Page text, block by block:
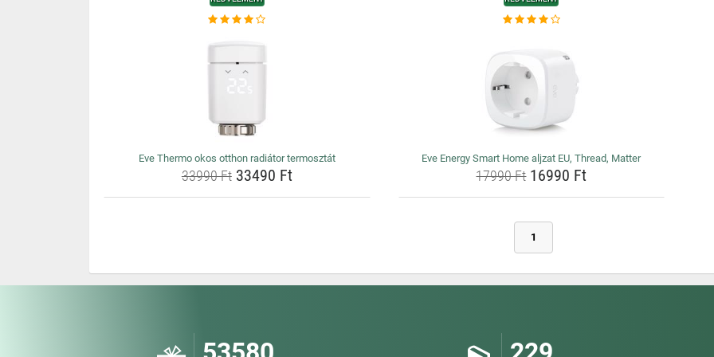
Eve Thermo okos otthon radiátor termosztát
33990 Ft33490 Ft
Eve Energy Smart Home aljzat EU, Thread, Matter
17990 Ft16990 Ft
1